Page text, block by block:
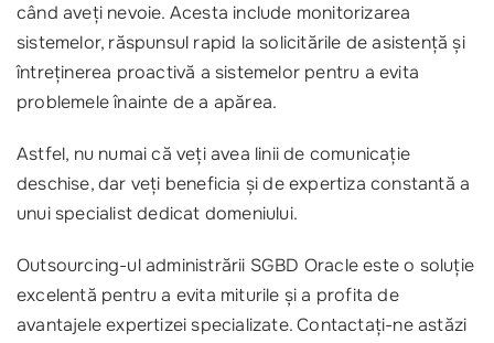
când aveți nevoie. Acesta include monitorizarea
sistemelor, răspunsul rapid la solicitările de asistență și
întreținerea proactivă a sistemelor pentru a evita
problemele înainte de a apărea.
Astfel, nu numai că veți avea linii de comunicație
deschise, dar veți beneficia și de expertiza constantă a
unui specialist dedicat domeniului.
Outsourcing-ul administrării SGBD Oracle este o soluție
excelentă pentru a evita miturile și a profita de
avantajele expertizei specializate. Contactați-ne astăzi